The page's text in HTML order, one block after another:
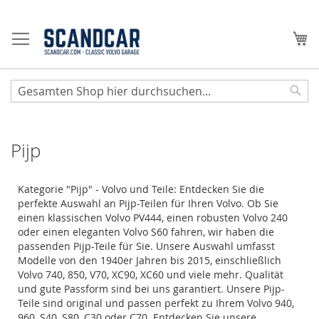
Inhalt
springen
Pijp
Kategorie "Pijp" - Volvo und Teile: Entdecken Sie die
perfekte Auswahl an Pijp-Teilen für Ihren Volvo. Ob Sie
einen klassischen Volvo PV444, einen robusten Volvo 240
oder einen eleganten Volvo S60 fahren, wir haben die
passenden Pijp-Teile für Sie. Unsere Auswahl umfasst
Modelle von den 1940er Jahren bis 2015, einschließlich
Volvo 740, 850, V70, XC90, XC60 und viele mehr. Qualität
und gute Passform sind bei uns garantiert. Unsere Pijp-
Teile sind original und passen perfekt zu Ihrem Volvo 940,